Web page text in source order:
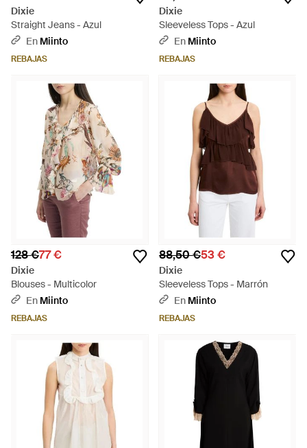
Dixie
Straight Jeans - Azul
En Miinto
REBAJAS
Dixie
Sleeveless Tops - Azul
En Miinto
REBAJAS
128 €77 €
Dixie
Blouses - Multicolor
En Miinto
REBAJAS
88,50 €53 €
Dixie
Sleeveless Tops - Marrón
En Miinto
REBAJAS